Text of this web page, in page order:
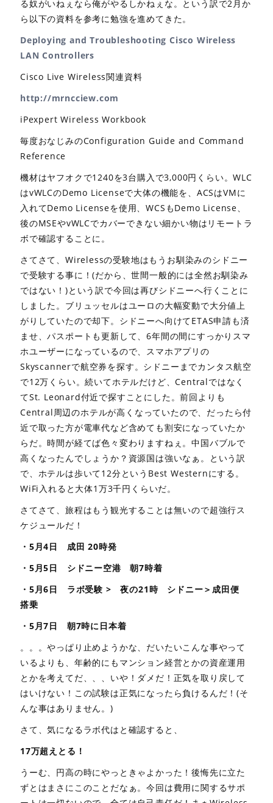
る奴がいねぇなら俺がやるしかねぇな。という訳で2月か
ら以下の資料を参考に勉強を進めてきた。
Deploying and Troubleshooting Cisco Wireless
LAN Controllers
Cisco Live Wireless関連資料
http://mrncciew.com
iPexpert Wireless Workbook
毎度おなじみのConfiguration Guide and Command
Reference
機材はヤフオクで1240を3台購入で3,000円くらい。WLC
はvWLCのDemo Licenseで大体の機能を、ACSはVMに
入れてDemo Licenseを使用、WCSもDemo License、
後のMSEやvWLCでカバーできない細かい物はリモートラ
ボで確認することに。
さてさて、Wirelessの受験地はもうお馴染みのシドニー
で受験する事に！(だから、世間一般的には全然お馴染み
ではない！)という訳で今回は再びシドニーへ行くことに
しました。ブリュッセルはユーロの大幅変動で大分値上
がりしていたので却下。シドニーへ向けてETAS申請も済
ませ、パスポートも更新して、6年間の間にすっかりスマ
ホユーザーになっているので、スマホアプリの
Skyscannerで航空券を探す。シドニーまでカンタス航空
で12万くらい。続いてホテルだけど、Centralではなく
てSt. Leonard付近で探すことにした。前回よりも
Central周辺のホテルが高くなっていたので、だったら付
近で取った方が電車代など含めても割安になっていたか
らだ。時間が経てば色々変わりますねぇ。中国バブルで
高くなったんでしょうか？資源国は強いなぁ。という訳
で、ホテルは歩いて12分というBest Westernにする。
WiFi入れると大体1万3千円くらいだ。
さてさて、旅程はもう観光することは無いので超強行ス
ケジュールだ！
・5月4日 成田 20時発
・5月5日 シドニー空港 朝7時着
・5月6日 ラボ受験 > 夜の21時 シドニー＞成田便
搭乗
・5月7日 朝7時に日本着
。。。やっぱり止めようかな、だいたいこんな事やって
いるよりも、年齢的にもマンション経営とかの資産運用
とかを考えてだ、、、いや！ダメだ！正気を取り戻して
はいけない！この試験は正気になったら負けるんだ！(そ
んな事はありません。)
さて、気になるラボ代はと確認すると、
17万超えとる！
うーむ、円高の時にやっときゃよかった！後悔先に立た
ずとはまさにこのことだなぁ。今回は費用に関するサポ